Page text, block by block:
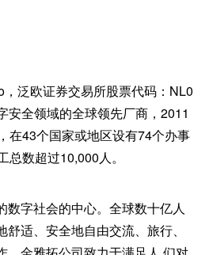
泛欧证券交易所股票代码：NL0
安全领域的全球领先厂商，2011
在43个国家或地区设有74个办事
数超过10,000人。
字社会的中心。全球数十亿人
适、安全地自由交流、旅行、